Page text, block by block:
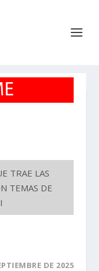
TRAE LAS
TEMAS DE
DE 2025